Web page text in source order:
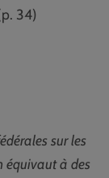
34)
sur les
équivaut à des